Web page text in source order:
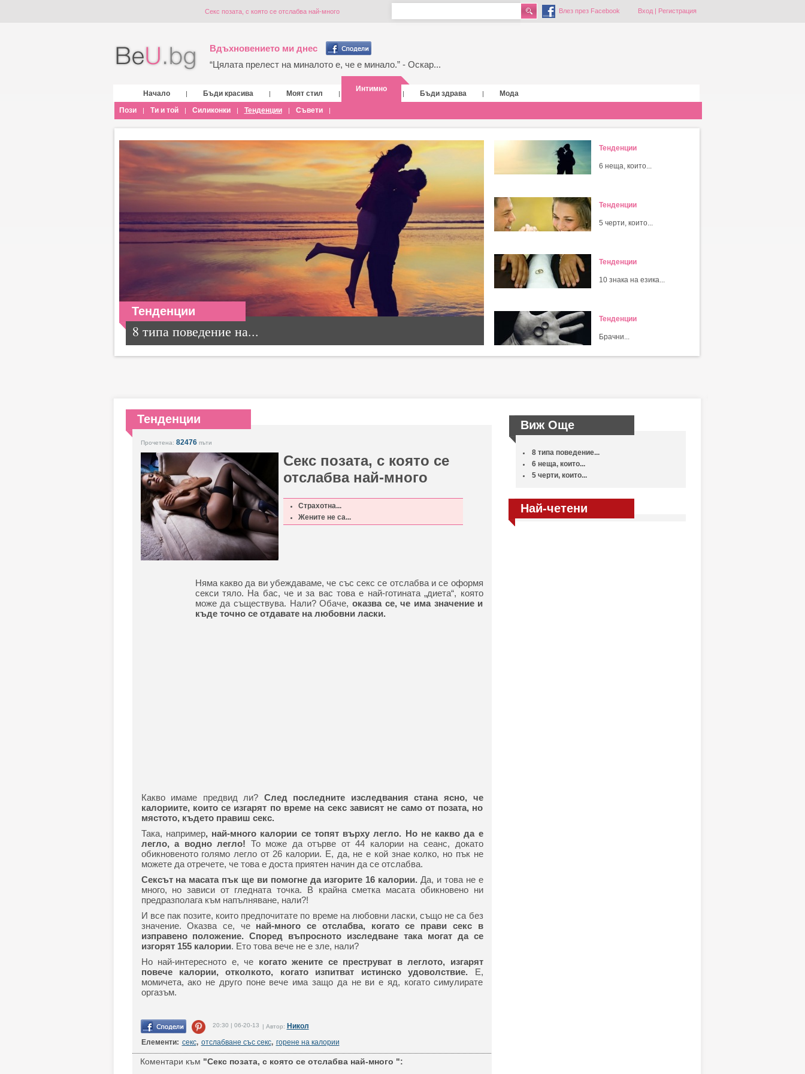
Секс позата, с която се отслабва най-много Влез през Facebook Вход| Регистрация
Вдъхновението ми днес
“Цялата прелест на миналото е, че е минало.” - Оскар...
Начало | Бъди красива | Моят стил |
Интимно
| Бъди здрава |
Мода
Пози
| Ти и той | Силиконки | Тенденции | Съвети |
Тенденции
8 типа поведение на...
Тенденции
6 неща, които...
Тенденции
5 черти, които...
Тенденции
10 знака на езика...
Тенденции
Брачни...
Тенденции
Прочетена: 82476пъти
Секс позата, с която се
отслабва най-много
Страхотна...
Жените не са...
Няма какво да ви убеждаваме, че със секс се отслабва и се оформя
секси тяло. На бас, че и за вас това е най-готината „диета“, която
може да съществува. Нали? Обаче, оказва се, че има значение и
къде точно се отдавате на любовни ласки.
Какво имаме предвид ли? След последните изследвания стана ясно, че
калориите, които се изгарят по време на секс зависят не само от позата, но
мястото, където правиш секс.
Така, например, най-много калории се топят върху легло. Но не какво да е
легло, а водно легло! То може да отърве от 44 калории на сеанс, докато
обикновеното голямо легло от 26 калории. Е, да, не е кой знае колко, но пък не
можете да отречете, че това е доста приятен начин да се отслабва.
Сексът на масата пък ще ви помогне да изгорите 16 калории.Да, и това не е
много, но зависи от гледната точка. В крайна сметка масата обикновено ни
предразполага към напълняване, нали?!
И все пак позите, които предпочитате по време на любовни ласки, също не са без
значение. Оказва се, че най-много се отслабва, когато се прави секс в
изправено положение. Според въпросното изследване така могат да се
изгорят 155 калории. Ето това вече не е зле, нали?
Но най-интересното е, че когато жените се преструват в леглото, изгарят
повече калории, отколкото, когато изпитват истинско удоволствие. Е,
момичета, ако не друго поне вече има защо да не ви е яд, когато симулирате
оргазъм.
20:30 | 06-20-13 | Автор: Никол
Елементи: секс, отслабване със секс, горене на калории
Коментари към "Секс позата, с която се отслабва най-много ":
Виж Още
8 типа поведение...
6 неща, които...
5 черти, които...
Най-четени